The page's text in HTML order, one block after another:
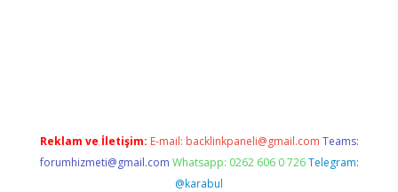
Reklam ve İletişim: E-mail: backlinkpaneli@gmail.com Teams:
forumhizmeti@gmail.com Whatsapp: 0262 606 0 726 Telegram:
@karabul